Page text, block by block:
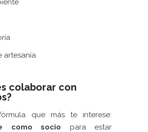
artesanía
colaborar con
que más te interese:
como socio para estar